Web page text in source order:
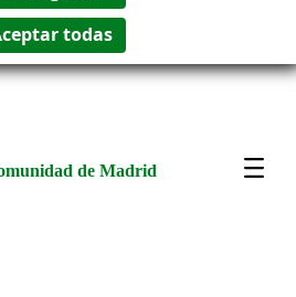
de Madrid